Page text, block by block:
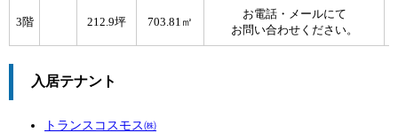
3階 212.9坪 703.81㎡
お電話・メールにて
お問い合わせください。
入居テナント
トランスコスモス㈱